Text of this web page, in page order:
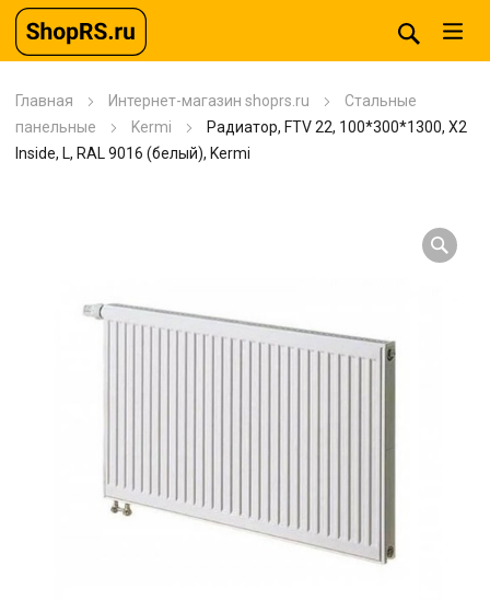
Главная Интернет-магазин shoprs.ru
Стальные
панельные
Kermi
Радиатор, FTV 22, 100*300*1300, X2
Inside, L, RAL 9016 (белый), Kermi